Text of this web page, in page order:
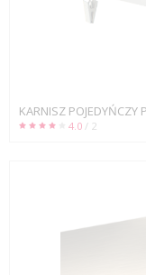
KARNISZ POJEDYŃCZY
4.0 / 2